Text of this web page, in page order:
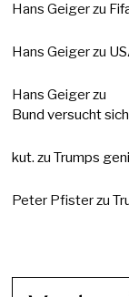
Hans Geigerzu
Hans Geigerzu
Hans Geigerzu
Bund versucht
kut. zuTrumps
Peter Pfisterzu